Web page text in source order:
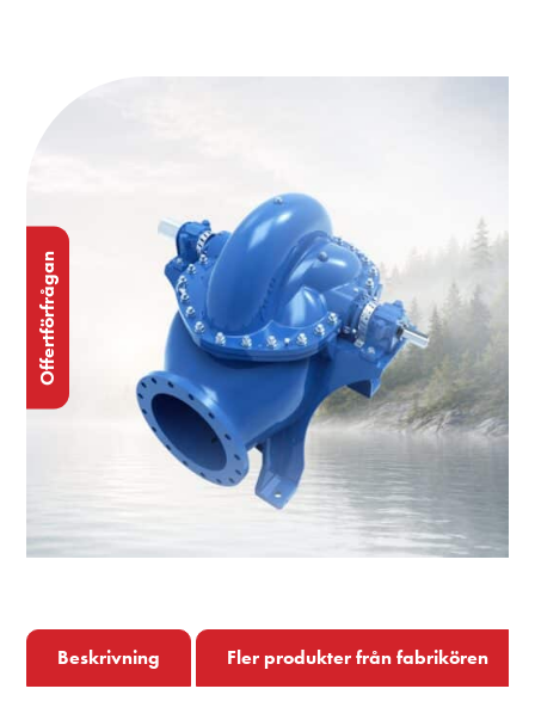
Offertförfrågan
Beskrivning Fler produkter från fabrikören